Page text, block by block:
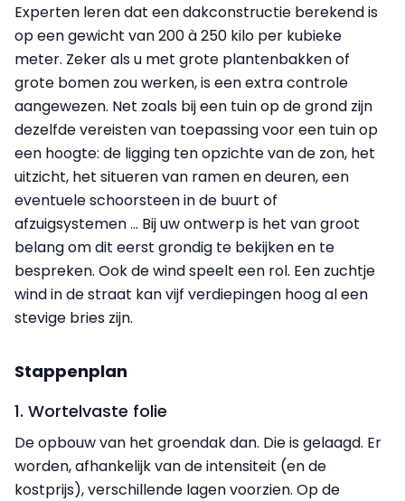
Experten leren dat een dakconstructie berekend is
op een gewicht van 200 à 250 kilo per kubieke
meter. Zeker als u met grote plantenbakken of
grote bomen zou werken, is een extra controle
aangewezen. Net zoals bij een tuin op de grond zijn
dezelfde vereisten van toepassing voor een tuin op
een hoogte: de ligging ten opzichte van de zon, het
uitzicht, het situeren van ramen en deuren, een
eventuele schoorsteen in de buurt of
afzuigsystemen … Bij uw ontwerp is het van groot
belang om dit eerst grondig te bekijken en te
bespreken. Ook de wind speelt een rol. Een zuchtje
wind in de straat kan vijf verdiepingen hoog al een
stevige bries zijn.
Stappenplan
1. Wortelvaste folie
De opbouw van het groendak dan. Die is gelaagd. Er
worden, afhankelijk van de intensiteit (en de
kostprijs), verschillende lagen voorzien. Op de